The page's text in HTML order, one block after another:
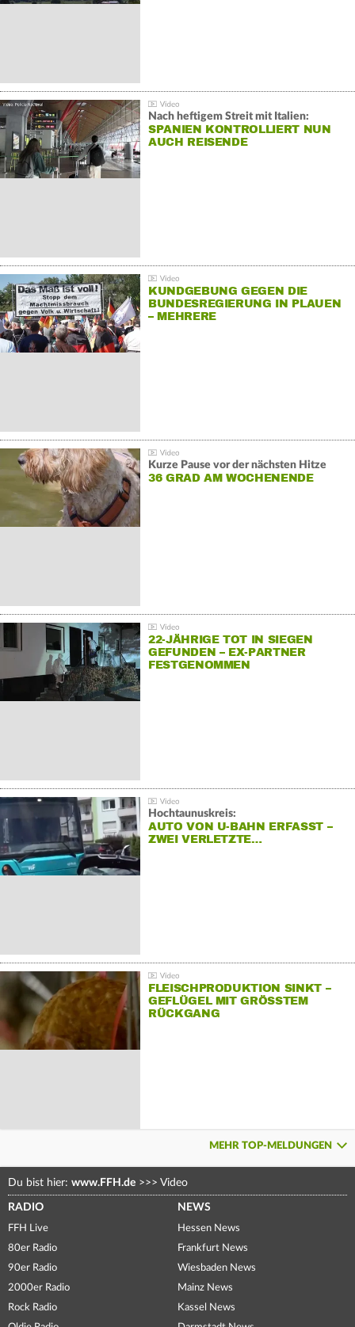
Nach heftigem Streit mit Italien:
SPANIEN KONTROLLIERT NUN
AUCH REISENDE
KUNDGEBUNG GEGEN DIE
BUNDESREGIERUNG IN PLAUEN
– MEHRERE
Kurze Pause vor der nächsten Hitze
36 GRAD AM WOCHENENDE
22-JÄHRIGE TOT IN SIEGEN
GEFUNDEN – EX-PARTNER
FESTGENOMMEN
Hochtaunuskreis:
AUTO VON U-BAHN ERFASST –
ZWEI VERLETZTE…
FLEISCHPRODUKTION SINKT –
GEFLÜGEL MIT GRÖSSTEM R
ÜCKGANG
MEHR TOP-MELDUNGEN
Du bist hier: www.FFH.de >>> Video
RADIO
FFH Live
80er Radio
90er Radio
2000er Radio
Rock Radio
NEWS
Hessen News
Frankfurt News
Wiesbaden News
Mainz News
Kassel News